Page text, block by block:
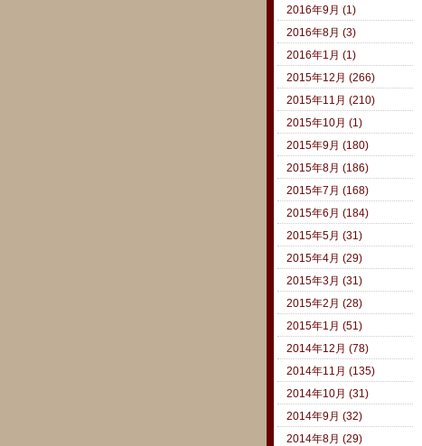
2016年9月 (1)
2016年8月 (3)
2016年1月 (1)
2015年12月 (266)
2015年11月 (210)
2015年10月 (1)
2015年9月 (180)
2015年8月 (186)
2015年7月 (168)
2015年6月 (184)
2015年5月 (31)
2015年4月 (29)
2015年3月 (31)
2015年2月 (28)
2015年1月 (51)
2014年12月 (78)
2014年11月 (135)
2014年10月 (31)
2014年9月 (32)
2014年8月 (29)